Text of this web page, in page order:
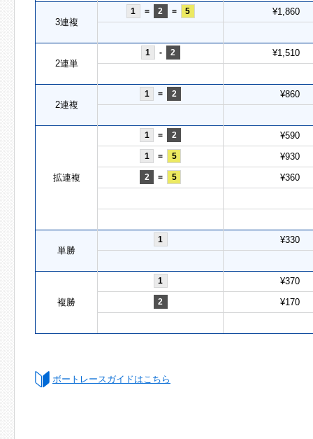
3連複
1 = 2 = 5 ¥1,860
2連単
1 - 2 ¥1,510
2連複
1 = 2 ¥860
拡連複
1 = 2 ¥590
1 = 5 ¥930
2 = 5 ¥360
単勝
1 ¥330
複勝
1 ¥370
2 ¥170
ボートレースガイドはこちら